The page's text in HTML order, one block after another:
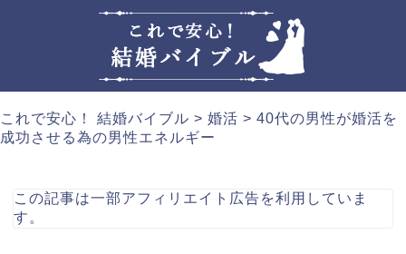
これで安心！ 結婚バイブル > 婚活 > 40代の男性が婚活を
成功させる為の男性エネルギー
この記事は一部アフィリエイト広告を利用していま
す。